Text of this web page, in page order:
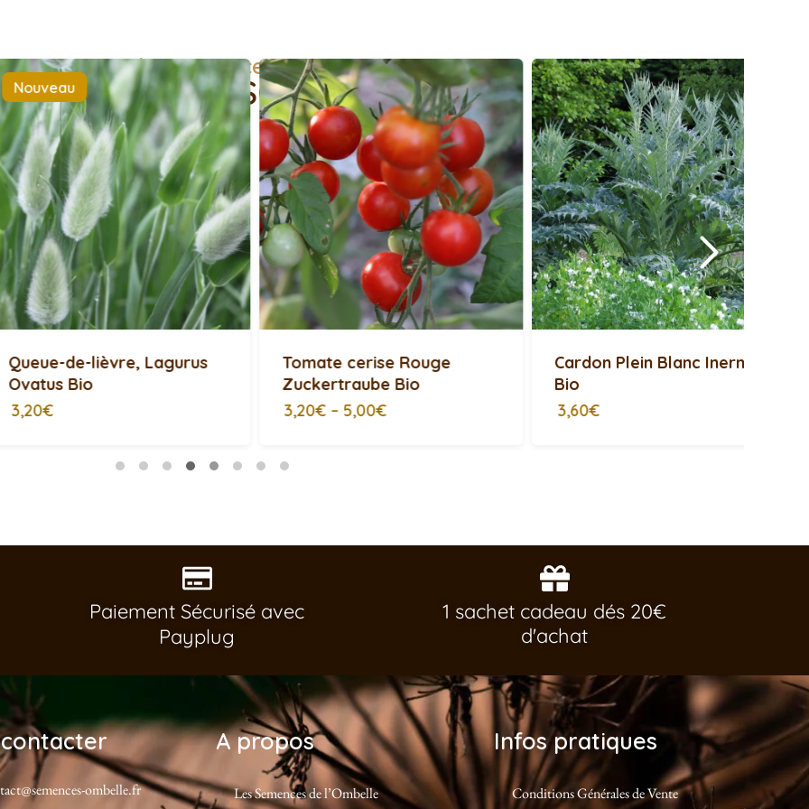
AVEZ-VOUS BESOIN DE ...
> Voir toutes les semences potagères <
Tomate cerise Rouge
Zuckertraube Bio
Cardon Plein Blanc Inerme –
Bio
3,60€
Cosmos Picotée Bio
Paiement Sécurisé avec
Payplug
1 sachet cadeau dés 20€
d'achat
ombelle.fr
A propos
Les Semences de l’Ombelle
Infos pratiques
Conditions Générales de Vente